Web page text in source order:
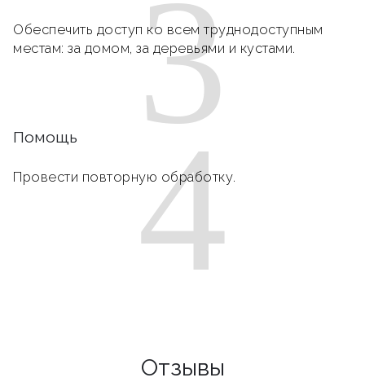
3
Обеспечить доступ ко всем труднодоступным
местам: за домом, за деревьями и кустами.
4
Помощь
Провести повторную обработку.
Отзывы